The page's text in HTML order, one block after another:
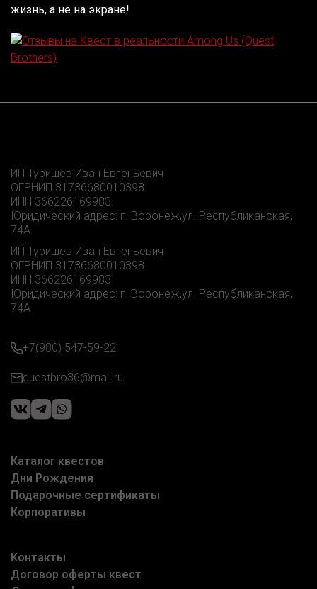
жизнь, а не на экране!
ИП Турищев Иван Евгеньевич
ОГРНИП 31736680010398
ИНН 366226169983
Юридический адрес: г. Воронеж,ул. Республиканская,
74А
ИП Турищев Иван Евгеньевич
ОГРНИП 31736680010398
ИНН 366226169983
Юридический адрес: г. Воронеж,ул. Республиканская,
74А
+7(980) 547-59-22
questbro36@mail.ru
Каталог квестов
Дни Рождения
Подарочные сертификаты
Корпоративы
Контакты
Договор оферты квест